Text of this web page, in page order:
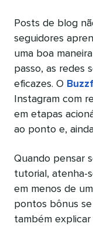
Posts de blog
seguidores
uma boa
passo, as redes
eficazes. O
Instagram com
em etapas
ao ponto e,
Quando pensar
tutorial, atenha-
em menos de
pontos bônus se
também explicar